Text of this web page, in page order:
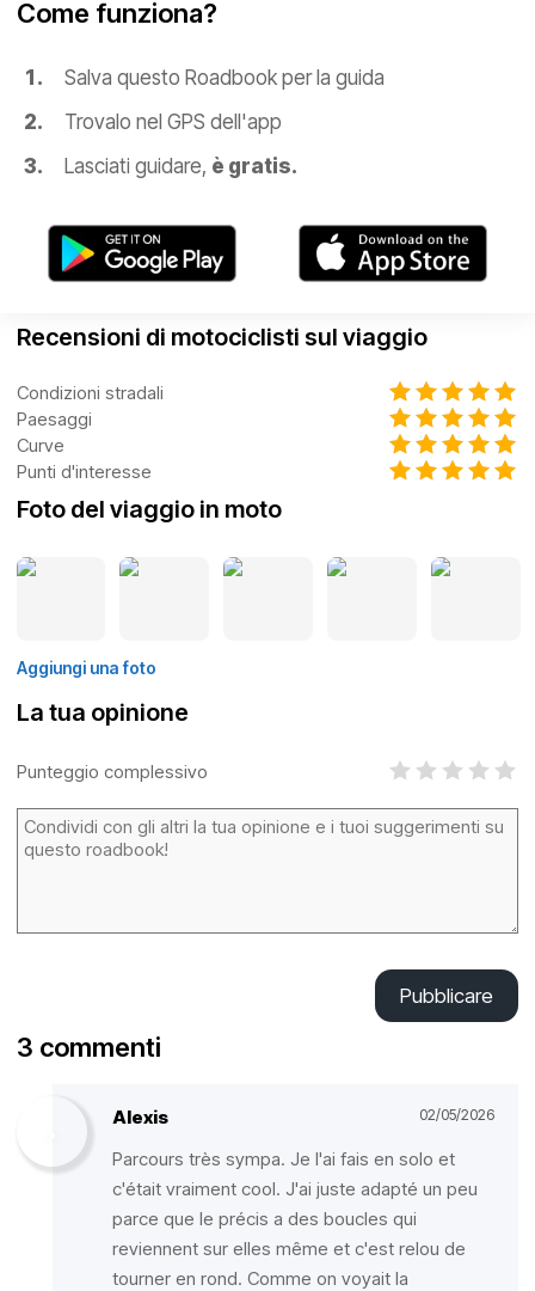
Come funziona?
Salva questo Roadbook per la guida
Trovalo nel GPS dell'app
Lasciati guidare, è gratis.
Recensioni di motociclisti sul viaggio
Condizioni stradali
Paesaggi
Curve
Punti d'interesse
Foto del viaggio in moto
Aggiungi una foto
La tua opinione
Punteggio complessivo
Pubblicare
3 commenti
Alexis 02/05/2026
Parcours très sympa. Je l'ai fais en solo et
c'était vraiment cool. J'ai juste adapté un peu
parce que le précis a des boucles qui
reviennent sur elles même et c'est relou de
tourner en rond. Comme on voyait la